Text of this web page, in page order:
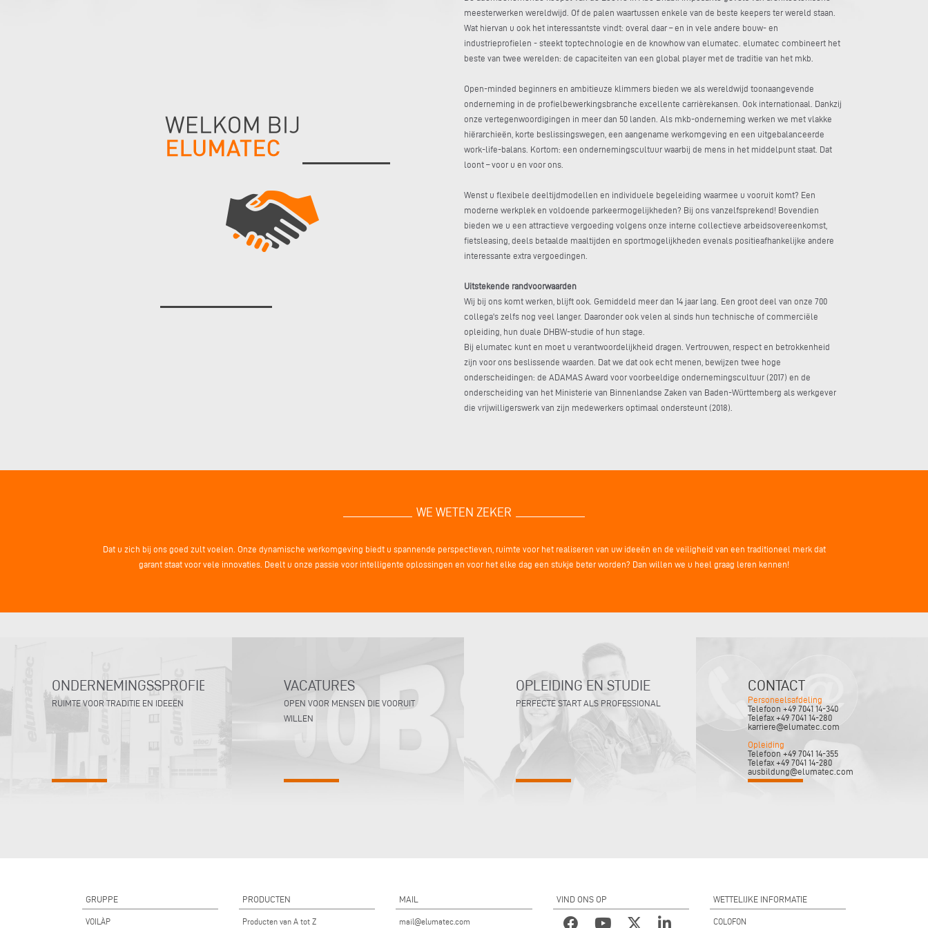
meesterwerken wereldwijd. Of de palen waartussen enkele van de beste keepers ter wereld staan.
Wat hiervan u ook het interessantste vindt: overal daar – en in vele andere bouw- en
industrieprofielen - steekt toptechnologie en de knowhow van elumatec. elumatec combineert het
beste van twee werelden: de capaciteiten van een global player met de traditie van het mkb.
Open-minded beginners en ambitieuze klimmers bieden we als wereldwijd toonaangevende
onderneming in de profielbewerkingsbranche excellente carrièrekansen. Ook internationaal. Dankzij
onze vertegenwoordigingen in meer dan 50 landen. Als mkb-onderneming werken we met vlakke
hiërarchieën, korte beslissingswegen, een aangename werkomgeving en een uitgebalanceerde
work-life-balans. Kortom: een ondernemingscultuur waarbij de mens in het middelpunt staat. Dat
loont – voor u en voor ons.
Wenst u flexibele deeltijdmodellen en individuele begeleiding waarmee u vooruit komt? Een
moderne werkplek en voldoende parkeermogelijkheden? Bij ons vanzelfsprekend! Bovendien
bieden we u een attractieve vergoeding volgens onze interne collectieve arbeidsovereenkomst,
fietsleasing, deels betaalde maaltijden en sportmogelijkheden evenals positieafhankelijke andere
interessante extra vergoedingen.
Uitstekende randvoorwaarden
Wij bij ons komt werken, blijft ook. Gemiddeld meer dan 14 jaar lang. Een groot deel van onze 700
collega's zelfs nog veel langer. Daaronder ook velen al sinds hun technische of commerciële
opleiding, hun duale DHBW-studie of hun stage.
Bij elumatec kunt en moet u verantwoordelijkheid dragen. Vertrouwen, respect en betrokkenheid
zijn voor ons beslissende waarden. Dat we dat ook echt menen, bewijzen twee hoge
onderscheidingen: de ADAMAS Award voor voorbeeldige ondernemingscultuur (2017) en de
onderscheiding van het Ministerie van Binnenlandse Zaken van Baden-Württemberg als werkgever
die vrijwilligerswerk van zijn medewerkers optimaal ondersteunt (2018).
WE WETEN ZEKER
Dat u zich bij ons goed zult voelen. Onze dynamische werkomgeving biedt u spannende perspectieven, ruimte voor het realiseren van uw ideeën en de veiligheid van een traditioneel merk dat
garant staat voor vele innovaties. Deelt u onze passie voor intelligente oplossingen en voor het elke dag een stukje beter worden? Dan willen we u heel graag leren kennen!
ONDERNEMINGSSPROFIEL
RUIMTE VOOR TRADITIE EN IDEEËN
VACATURES
OPEN VOOR MENSEN DIE VOORUIT
WILLEN
OPLEIDING EN STUDIE
PERFECTE START ALS PROFESSIONAL
CONTACT
Personeelsafdeling
Telefoon +49 7041 14-340
Telefax +49 7041 14-280
karriere@elumatec.com
Opleiding
Telefoon +49 7041 14-355
Telefax +49 7041 14-280
ausbildung@elumatec.com
GRUPPE
VOILÀP
PRODUCTEN
Producten van A tot Z
MAIL
mail@elumatec.com
VIND ONS OP WETTELIJKE INFORMATIE
COLOFON